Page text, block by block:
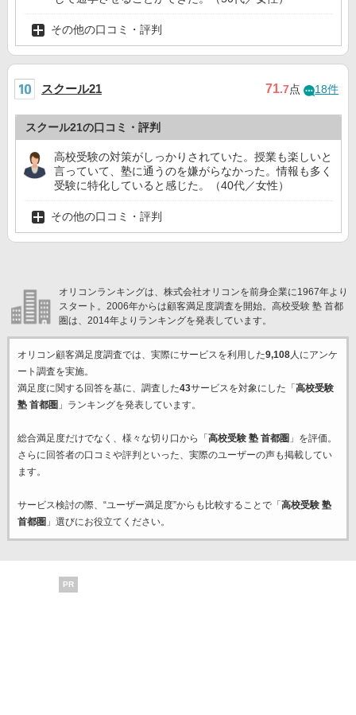
その他の口コミ・評判
スクール21 71.7点 18件
スクール21の口コミ・評判
高校受験の対策がしっかりされていた。授業も楽しいと
言っていて、塾に通うのを嫌がらなかった。情報も多く
受験に特化していると感じた。（40代／女性）
その他の口コミ・評判
オリコンランキングは、株式会社オリコンを前身企業に1967年より
スタート。2006年からは顧客満足度調査を開始。高校受験 塾 首都
圏は、2014年よりランキングを発表しています。
オリコン顧客満足度調査では、実際にサービスを利用した9,108人にアンケ
ート調査を実施。
満足度に関する回答を基に、調査した43サービスを対象にした「 高校受験
塾 首都圏 」ランキングを発表しています。
総合満足度だけでなく、様々な切り口から「 高校受験 塾 首都圏 」を評価。
さらに回答者の口コミや評判といった、実際のユーザーの声も掲載してい
ます。
サービス検討の際、“ユーザー満足度”からも比較することで「 高校受験 塾
首都圏 」選びにお役立てください。
PR